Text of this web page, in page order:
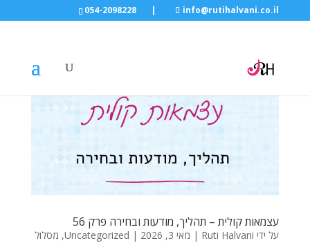
054-2098228 | info@rutihalvani.co.il
עצמאות קולית – תהליך, מודעות ובחירה פרק 56
על ידי Ruti Halvani
| מאי 3, 2026 |
Uncategorized
, מסלול